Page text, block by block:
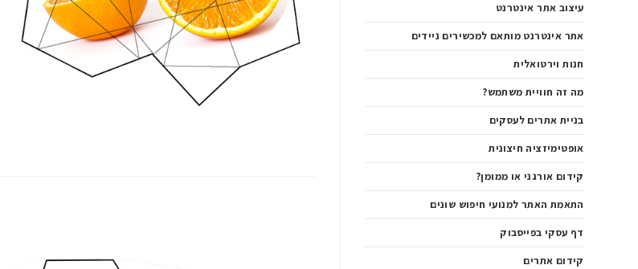
עיצוב אתר אינטרנט
אתר אינטרנט מותאם למכשירים ניידים
חנות וירטואלית
מה זה חוויית משתמש?
בניית אתרים לעסקים
אופטימיזציה חיצונית
קידום אורגני או ממומן?
התאמת האתר למנועי חיפוש שונים
דף עסקי בפייסבוק
קידום אתרים